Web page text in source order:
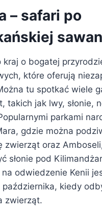
– safari po
kraj o bogatej
które oferują
tu spotkać wiele
takich jak lwy, słonie,
parkami
gdzie można
zwierząt oraz
słonie pod
na odwiedzenie Kenii
października, kiedy
zwierząt.